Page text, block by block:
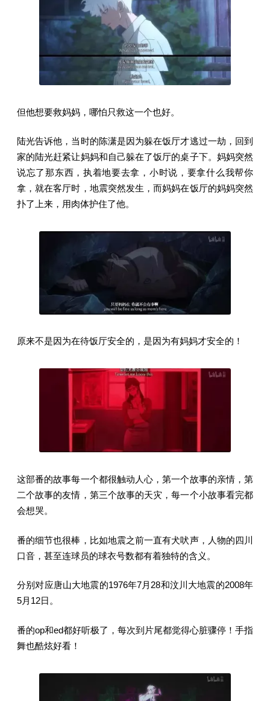
但他想要救妈妈，哪怕只救这一个也好。
陆光告诉他，当时的陈潇是因为躲在饭厅才逃过一劫，回到
家的陆光赶紧让妈妈和自己躲在了饭厅的桌子下。妈妈突然
说忘了那东西，执着地要去拿，小时说，要拿什么我帮你
拿，就在客厅时，地震突然发生，而妈妈在饭厅的妈妈突然
扑了上来，用肉体护住了他。
原来不是因为在待饭厅安全的，是因为有妈妈才安全的！
这部番的故事每一个都很触动人心，第一个故事的亲情，第
二个故事的友情，第三个故事的天灾，每一个小故事看完都
会想哭。
番的细节也很棒，比如地震之前一直有犬吠声，人物的四川
口音，甚至连球员的球衣号数都有着独特的含义。
分别对应唐山大地震的1976年7月28和汶川大地震的2008年
5月12日。
番的op和ed都好听极了，每次到片尾都觉得心脏骤停！手指
舞也酷炫好看！